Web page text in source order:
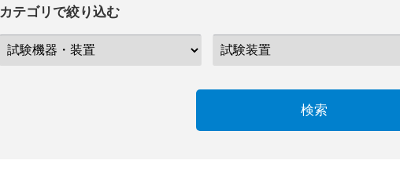
カテゴリで絞り込む
検索